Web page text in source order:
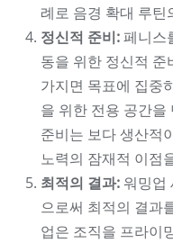
례로 음경 확대 루
정신적 준비:페니스
동을 위한 정신적
가지면 목표에 집중
을 위한 전용 공간을
준비는 보다 생산적
노력의 잠재적 이점
최적의 결과: 워밍업
으로써 최적의 결과
업은 조직을 프라이